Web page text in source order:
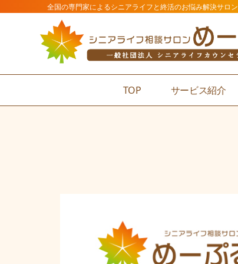
全国の専門家によるシニアライフと終活のお悩み解決サロン
TOP サービス紹介